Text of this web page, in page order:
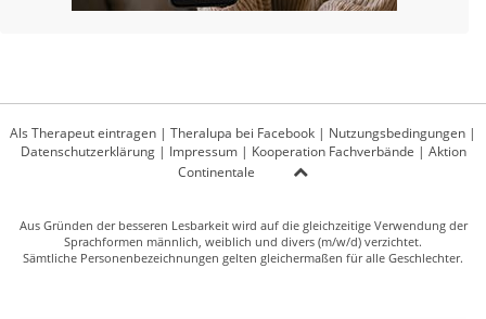
Als Therapeut eintragen | Theralupa bei Facebook | Nutzungsbedingungen |
Datenschutzerklärung| Impressum| Kooperation Fachverbände | Aktion
Continentale
Aus Gründen der besseren Lesbarkeit wird auf die gleichzeitige Verwendung der
Sprachformen männlich, weiblich und divers (m/w/d) verzichtet.
Sämtliche Personenbezeichnungen gelten gleichermaßen für alle Geschlechter.